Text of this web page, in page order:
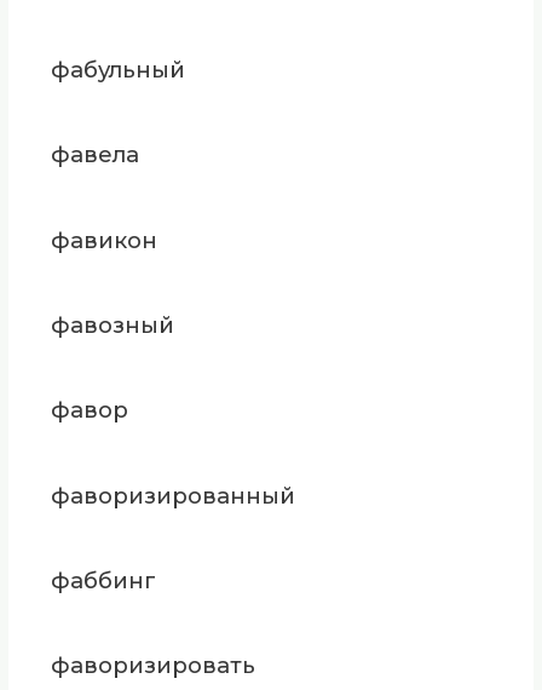
фабульный
фавела
фавикон
фавозный
фавор
фаворизированный
фаббинг
фаворизировать